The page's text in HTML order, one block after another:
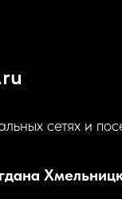
сетях и